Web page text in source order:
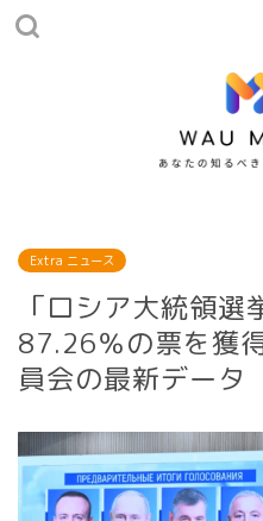
Extra ニュース
「ロシア大統領
87.26％の票を獲
員会の最新データ